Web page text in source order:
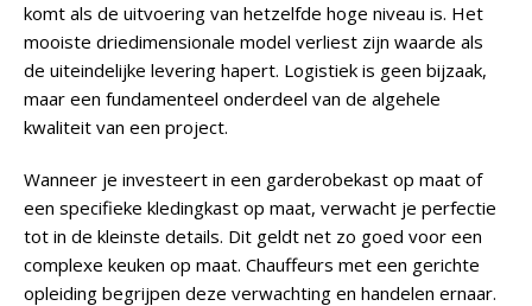
komt als de uitvoering van hetzelfde hoge niveau is. Het
mooiste driedimensionale model verliest zijn waarde als
de uiteindelijke levering hapert. Logistiek is geen bijzaak,
maar een fundamenteel onderdeel van de algehele
kwaliteit van een project.
Wanneer je investeert in een garderobekast op maat of
een specifieke kledingkast op maat, verwacht je perfectie
tot in de kleinste details. Dit geldt net zo goed voor een
complexe keuken op maat. Chauffeurs met een gerichte
opleiding begrijpen deze verwachting en handelen ernaar.